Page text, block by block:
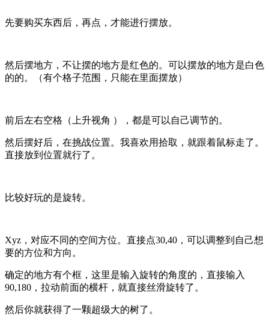
先要购买东西后，再点，才能进行摆放。
然后摆地方，不让摆的地方是红色的。可以摆放的地方是白色
的的。（有个格子范围，只能在里面摆放）
前后左右空格（上升视角 ），都是可以自己调节的。
然后摆好后，在挑战位置。我喜欢用拾取，就跟着鼠标走了。
直接放到位置就行了。
比较好玩的是旋转。
Xyz，对应不同的空间方位。直接点30,40，可以调整到自己想
要的方位和方向。
确定的地方有个框，这里是输入旋转的角度的，直接输入
90,180，拉动前面的横杆，就直接丝滑旋转了。
然后你就获得了一颗超级大的树了。